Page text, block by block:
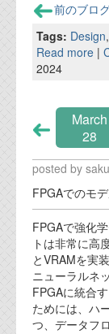
前のブロ
Tags: Design,
Read more |
2024
28
posted by
FPGAでのモ
FPGAで強化
トは非常に高
とVRAMを実
ニューラルネ
FPGAに統合
ためには、ハ
つ、データフ